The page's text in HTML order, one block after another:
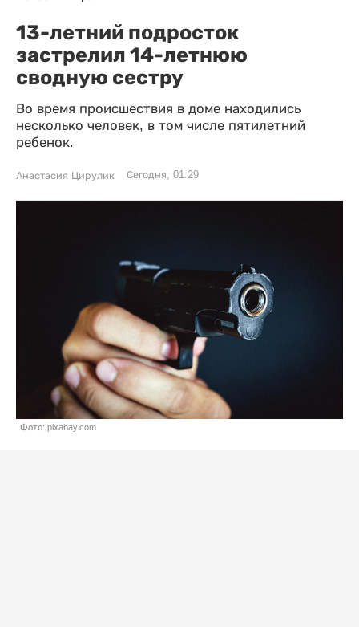
13-летний подросток
застрелил 14-летнюю
сводную сестру
Во время происшествия в доме находились
несколько человек, в том числе пятилетний
ребенок.
Анастасия Цирулик Сегодня, 01:29
Фото: pixabay.com